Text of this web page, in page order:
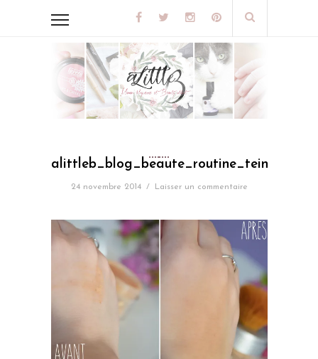
24 novembre 2014 / Laisser un commentaire